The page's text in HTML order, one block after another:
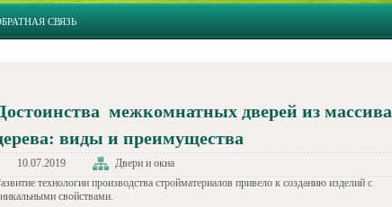
СВЯЗЬ
межкомнатных дверей из массива
виды и преимущества
10.07.2019
Двери и окна
технологии производства стройматериалов привело к созданию изделий с
свойствами.